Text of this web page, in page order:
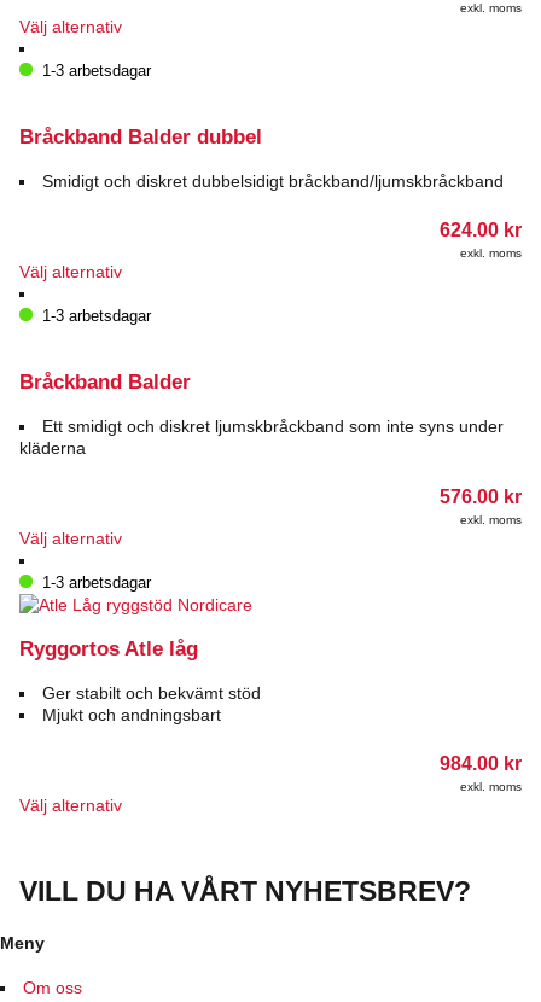
exkl. moms
Välj alternativDen
produkten
varianter.
olika
1-3 arbetsdagar
Bråckband Balder dubbel
Smidigt och diskret dubbelsidigt bråckband/ljumskbråckband
624.00 kr
exkl. moms
Välj alternativDen
produkten
varianter.
olika
1-3 arbetsdagar
Bråckband Balder
Ett smidigt och diskret ljumskbråckband som inte syns under
kläderna
576.00 kr
exkl. moms
Välj alternativDen
produkten
har
varianter.
olika
alternativen
1-3 arbetsdagar
Ryggortos Atle låg
Ger stabilt och bekvämt stöd
Mjukt och andningsbart
984.00 kr
exkl. moms
Välj alternativDen
flera
VILL DU HA VÅRT NYHETSBREV?
Meny
Om oss